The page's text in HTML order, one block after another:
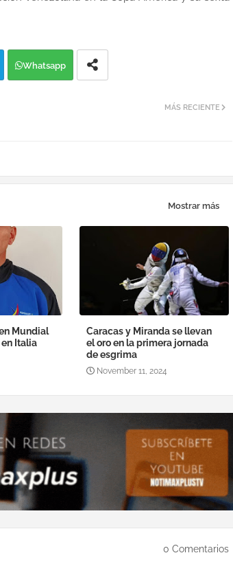
Whatsapp
MÁS RECIENTE
Mostrar más
Mundial
Italia
Caracas y Miranda se llevan
el oro en la primera jornada
de esgrima
November 11, 2024
0 Comentarios